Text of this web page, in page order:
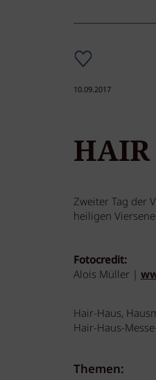
10.09.2017
Zweiter Tag der
heiligen
Fotocredit:
Alois Müller |
Hair-Haus,
Hair-Haus-
Themen: